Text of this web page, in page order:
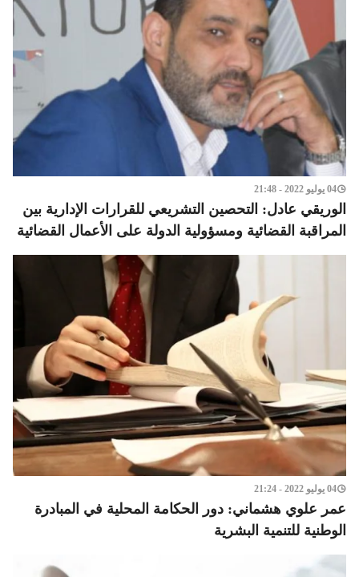
04 يوليو 2022 - 21:48
الوريقي عادل: التحصين التشريعي للقرارات الإدارية بين
المراقبة القضائية ومسؤولية الدولة على الأعمال القضائية
04 يوليو 2022 - 21:24
عمر علوي هشماني: دور الحكامة المحلية في المبادرة
الوطنية للتنمية البشرية